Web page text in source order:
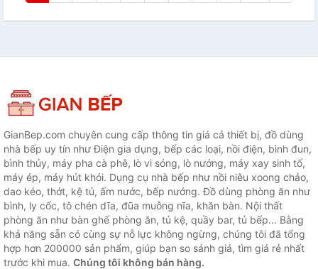
GianBep.com chuyên cung cấp thông tin giá cả thiết bị, đồ dùng
nhà bếp uy tín như Điện gia dụng, bếp các loại, nồi điện, bình đun,
bình thủy, máy pha cà phê, lò vi sóng, lò nướng, máy xay sinh tố,
máy ép, máy hút khói. Dụng cụ nhà bếp như nồi niêu xoong chảo,
dao kéo, thớt, kệ tủ, ấm nước, bếp nướng. Đồ dùng phòng ăn như
bình, ly cốc, tô chén dĩa, đũa muỗng nĩa, khăn bàn. Nội thất
phòng ăn như bàn ghế phòng ăn, tủ kệ, quầy bar, tủ bếp... Bằng
khả năng sẵn có cùng sự nỗ lực không ngừng, chúng tôi đã tổng
hợp hơn 200000 sản phẩm, giúp bạn so sánh giá, tìm giá rẻ nhất
trước khi mua. Chúng tôi không bán hàng.